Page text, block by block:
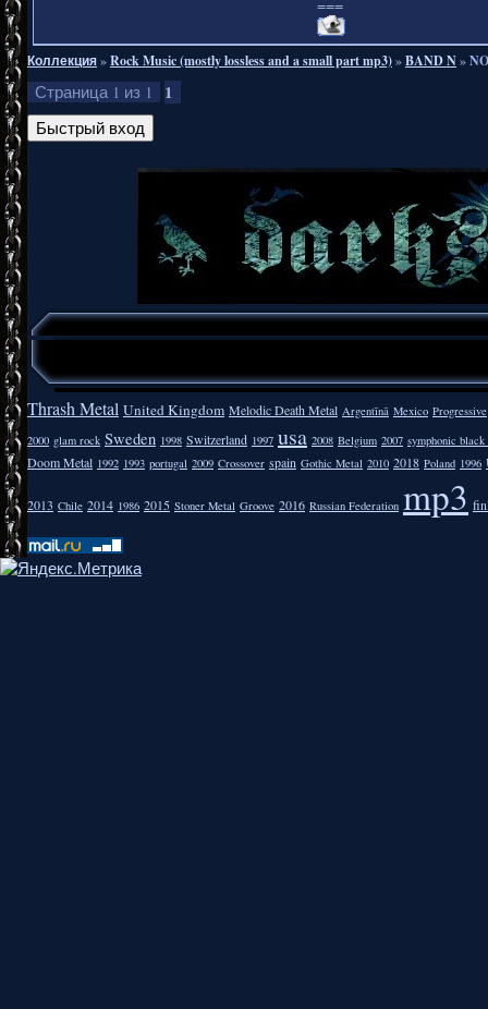
===
Коллекция»Rock Music (mostly lossless and a small part mp3)»BAND N»
Страница 1 из 1 1
Thrash Metal United Kingdom Melodic Death Metal Argentīnā Mexico Progressive
2000 glam rock Sweden 1998 Switzerland 1997 usa 2008 Belgium 2007 symphonic
Doom Metal 1992 1993 portugal 2009 Crossover spain Gothic Metal 2010 2018 Poland 1996
2013 Chile 2014 1986 2015 Stoner Metal Groove 2016 Russian Federation mp3